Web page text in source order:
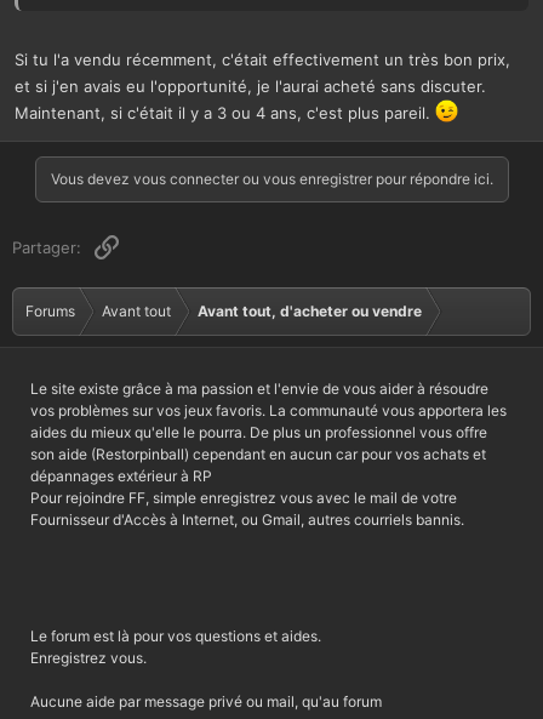
Si tu l'a vendu récemment, c'était effectivement un très bon prix,
et si j'en avais eu l'opportunité, je l'aurai acheté sans discuter.
Maintenant, si c'était il y a 3 ou 4 ans, c'est plus pareil.
Vous devez vous connecter ou vous enregistrer pour répondre ici.
Partager: Lien
Forums Avant tout Avant tout, d'acheter ou vendre
Le site existe grâce à ma passion et l'envie de vous aider à résoudre
vos problèmes sur vos jeux favoris. La communauté vous apportera les
aides du mieux qu'elle le pourra. De plus un professionnel vous offre
son aide (Restorpinball) cependant en aucun car pour vos achats et
dépannages extérieur à RP
Pour rejoindre FF, simple enregistrez vous avec le mail de votre
Fournisseur d'Accès à Internet, ou Gmail, autres courriels bannis.
Le forum est là pour vos questions et aides.
Enregistrez vous.
Aucune aide par message privé ou mail, qu'au forum